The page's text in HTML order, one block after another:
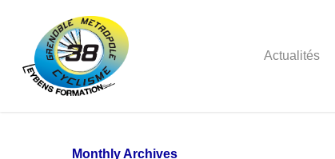
Actualités
Monthly Archives